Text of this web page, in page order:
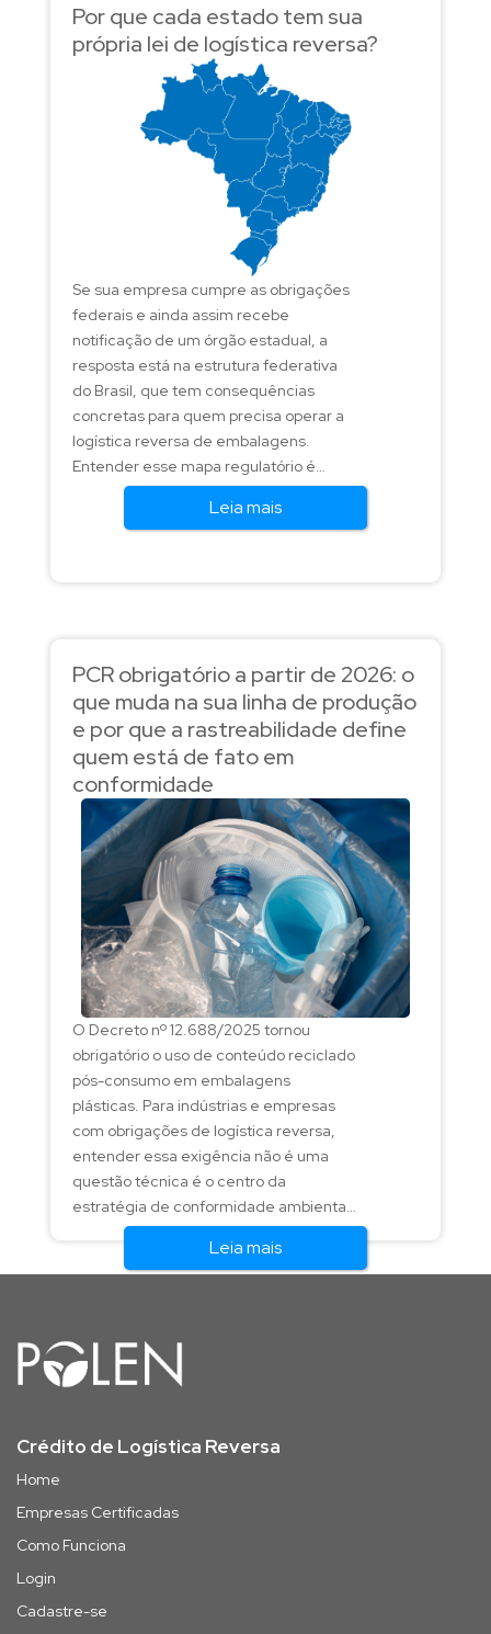
Por que cada estado tem sua
própria lei de logística reversa?
Se sua empresa cumpre as obrigações
federais e ainda assim recebe
notificação de um órgão estadual, a
resposta está na estrutura federativa
do Brasil, que tem consequências
concretas para quem precisa operar a
logística reversa de embalagens.
Entender esse mapa regulatório é
fundamental para fabricantes e
importadores que colocam
Leia mais
PCR obrigatório a partir de 2026: o
que muda na sua linha de produção
e por que a rastreabilidade define
quem está de fato em
conformidade
O Decreto nº 12.688/2025 tornou
obrigatório o uso de conteúdo reciclado
pós-consumo em embalagens
plásticas. Para indústrias e empresas
com obrigações de logística reversa,
entender essa exigência não é uma
questão técnica é o centro da
estratégia de conformidade ambiental
dos próximos anos.
Leia mais
Crédito de Logística Reversa
Home
Empresas Certificadas
Como Funciona
Login
Cadastre-se